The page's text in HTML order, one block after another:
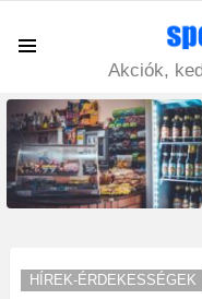
Akciók,
LATEST
STORIES
HÍREK-ÉRDEKESSÉGEK